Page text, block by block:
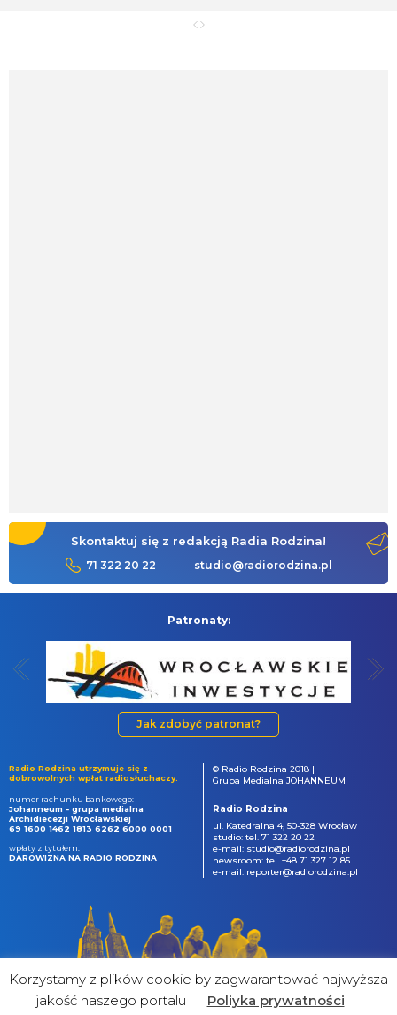
Skontaktuj się z redakcją Radia Rodzina!
71 322 20 22 studio@radiorodzina.pl
Patronaty:
Jak zdobyć patronat?
Radio Rodzina utrzymuje się z
dobrowolnych wpłat radiosłuchaczy.
numer rachunku bankowego:
Johanneum - grupa medialna
Archidiecezji Wrocławskiej
69 1600 1462 1813 6262 6000 0001
wpłaty z tytułem:
DAROWIZNA NA RADIO RODZINA
© Radio Rodzina 2018 |
Grupa Medialna JOHANNEUM
Radio Rodzina
ul. Katedralna 4, 50-328 Wrocław
studio: tel. 71 322 20 22
e-mail: studio@radiorodzina.pl
newsroom: tel. +48 71 327 12 85
e-mail: reporter@radiorodzina.pl
Korzystamy z plików cookie by zagwarantować najwyższa
jakość naszego portalu
Poliyka prywatności